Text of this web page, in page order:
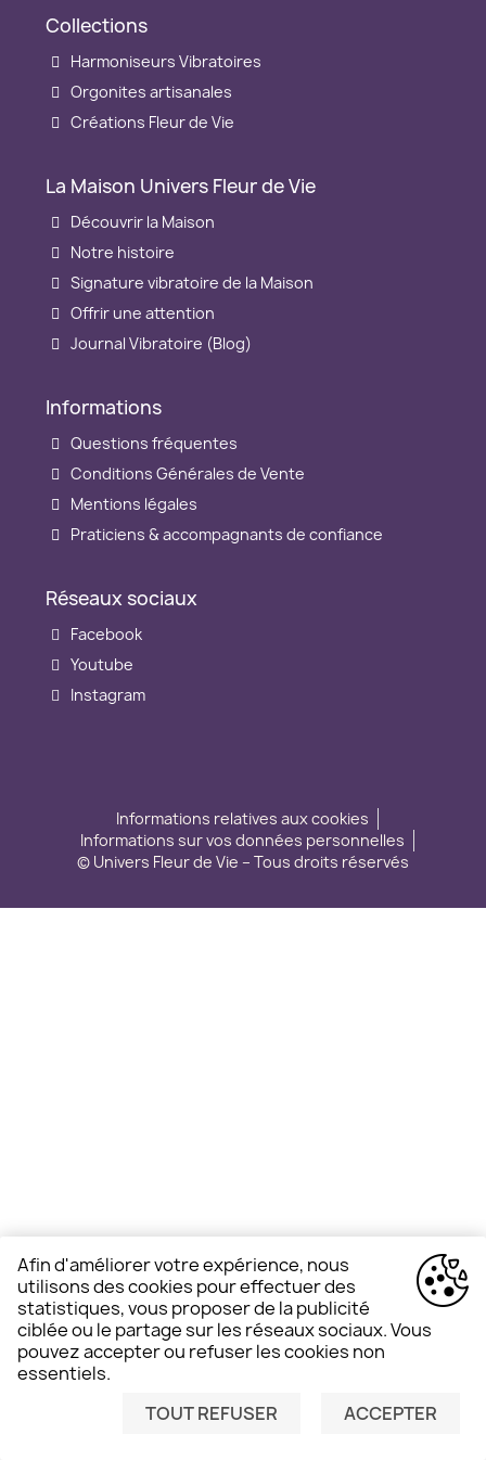
Afin d'améliorer votre expérience, nous
utilisons des cookies pour effectuer des
statistiques, vous proposer de la publicité
ciblée ou le partage sur les réseaux sociaux. Vous
pouvez accepter ou refuser les cookies non
essentiels.
TOUT REFUSER
ACCEPTER
Collections
Harmoniseurs Vibratoires
Orgonites artisanales
Créations Fleur de Vie
La Maison Univers Fleur de Vie
Découvrir la Maison
Notre histoire
Signature vibratoire de la Maison
Offrir une attention
Journal Vibratoire (Blog)
Informations
Questions fréquentes
Conditions Générales de Vente
Mentions légales
Praticiens & accompagnants de confiance
Réseaux sociaux
Facebook
Youtube
Instagram
Informations relatives aux cookies
Informations sur vos données personnelles
© Univers Fleur de Vie – Tous droits réservés
BESOIN D'AIDE ?